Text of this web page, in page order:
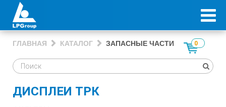
ГЛАВНАЯ КАТАЛОГ ЗАПАСНЫЕ ЧАСТИ 0
ДИСПЛЕИ ТРК